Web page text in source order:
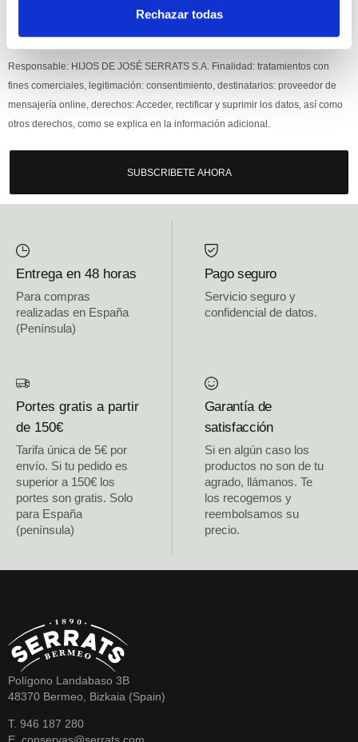
Rechazar todas
Responsable: HIJOS DE JOSÉ SERRATS S.A. Finalidad: tratamientos con
fines comerciales, legitimación: consentimiento, destinatarios: proveedor de
mensajería online, derechos: Acceder, rectificar y suprimir los datos, así como
otros derechos, como se explica en la información adicional.
SUBSCRIBETE AHORA
Entrega en 48 horas
Para compras
realizadas en España
(Península)
Pago seguro
Servicio seguro y
confidencial de datos.
Portes gratis a partir
de 150€
Tarifa única de 5€ por
envío. Si tu pedido es
superior a 150€ los
portes son gratis. Solo
para España
(península)
Garantía de
satisfacción
Si en algún caso los
productos no son de tu
agrado, llámanos. Te
los recogemos y
reembolsamos su
precio.
Polígono Landabaso 3B
48370 Bermeo, Bizkaia (Spain)
T. 946 187 280